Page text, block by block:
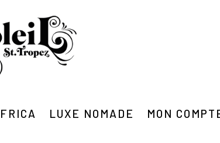
LUXE NOMADE MON